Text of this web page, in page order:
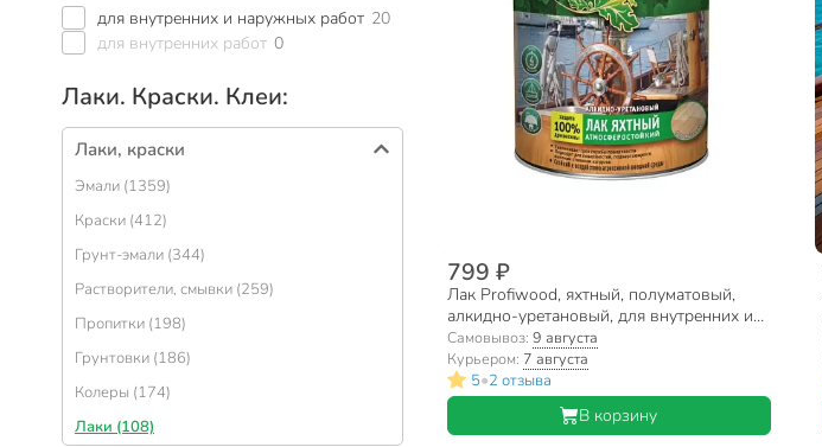
для внутренних и наружных работ 20
для внутренних работ 0
Лаки. Краски. Клеи:
Лаки, краски
Эмали (1359)
Краски (412)
Грунт-эмали (344)
Растворители, смывки (259)
Пропитки (198)
Грунтовки (186)
Колеры (174)
Лаки (108)
799 ₽
Лак Profiwood, яхтный, полуматовый,
алкидно-уретановый, для внутренних и
наружных работ, 0.7 кг
Самовывоз: 9 августа
Курьером: 7 августа
5•2 отзыва
В корзину